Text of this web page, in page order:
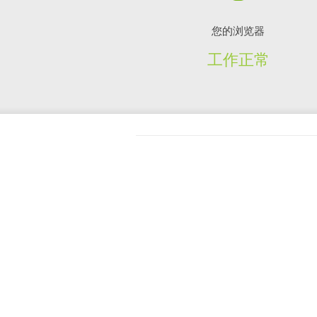
您的浏览器
工作正常